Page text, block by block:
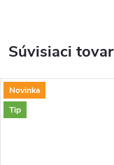
Súvisiaci tovar
Novinka
Tip